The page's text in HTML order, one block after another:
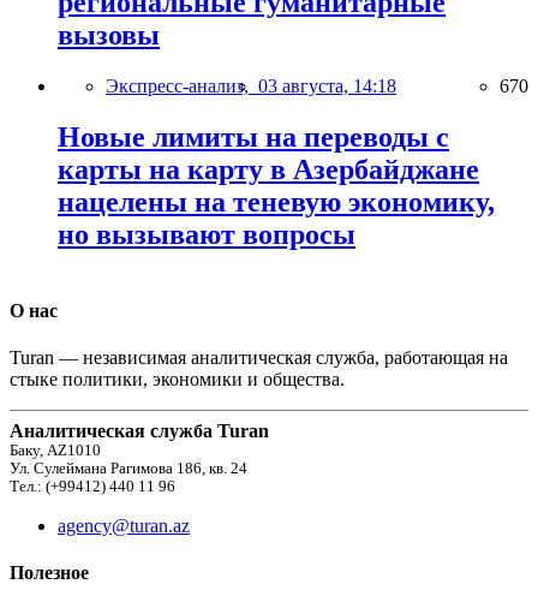
вызовы
Экспресс-анализ, 03 августа, 14:18 670
Новые лимиты на переводы с
карты на карту в Азербайджане
нацелены на теневую экономику,
но вызывают вопросы
О нас
Turan — независимая аналитическая служба, работающая на
стыке политики, экономики и общества.
Аналитическая служба Turan
Баку, AZ1010
Ул. Сулеймана Рагимова 186, кв. 24
Тел.: (+99412) 440 11 96
agency@turan.az
Полезное